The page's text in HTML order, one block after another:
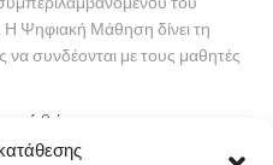
Ψηφιακή Μάθηση δίνει τη
να συνδέονται με τους μαθητές
από 3 έτη